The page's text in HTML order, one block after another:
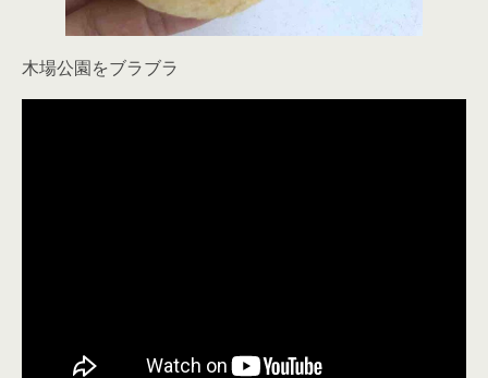
木場公園をブラブラ